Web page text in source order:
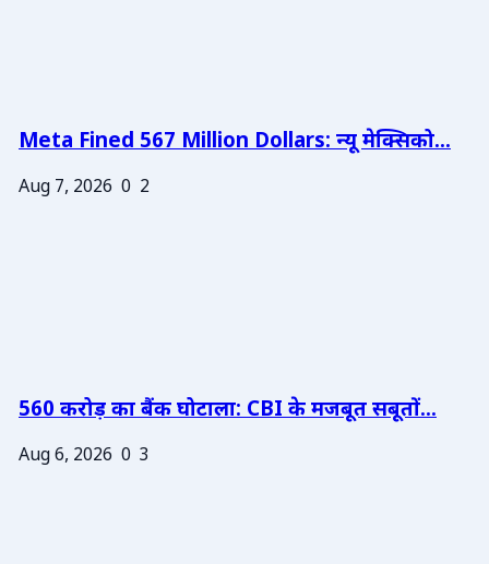
Meta Fined 567 Million Dollars: न्यू मेक्सिको...
Aug 7, 2026 0 2
560 करोड़ का बैंक घोटाला: CBI के मजबूत सबूतों...
Aug 6, 2026 0 3